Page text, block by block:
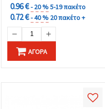
0.96 €- 20 %5-19 πακέτο
0.72 €- 40 % 20 πακέτο +
ΑΓΟΡΆ